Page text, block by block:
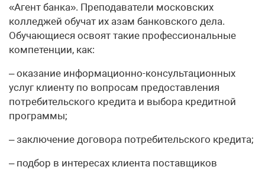
«Агент банка». Преподаватели московских
колледжей обучат их азам банковского дела.
Обучающиеся освоят такие профессиональные
компетенции, как:
– оказание информационно-консультационных
услуг клиенту по вопросам предоставления
потребительского кредита и выбора кредитной
программы;
– заключение договора потребительского кредита;
– подбор в интересах клиента поставщиков